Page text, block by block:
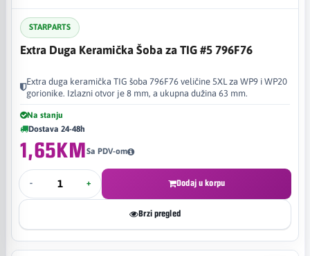
STARPARTS
Extra Duga Keramička Šoba za TIG #5 796F76
Extra duga keramička TIG šoba 796F76 veličine 5XL za WP9 i WP20
gorionike. Izlazni otvor je 8 mm, a ukupna dužina 63 mm.
Na stanju
Dostava 24-48h
1,65KMSa PDV-om
- + Dodaj u korpu
Brzi pregled